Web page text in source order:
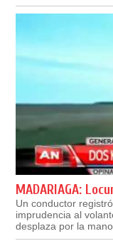
MADARIAGA:
Un conductor
imprudencia al
desplaza por la